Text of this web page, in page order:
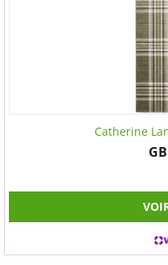
Catherine